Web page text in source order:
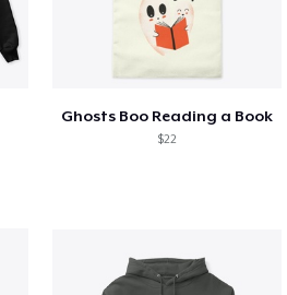
Ghosts Boo Reading a Book
$22